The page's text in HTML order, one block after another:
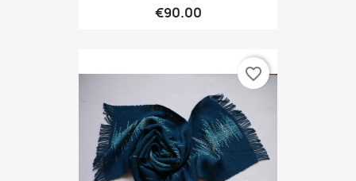
€90.00
favorite_border